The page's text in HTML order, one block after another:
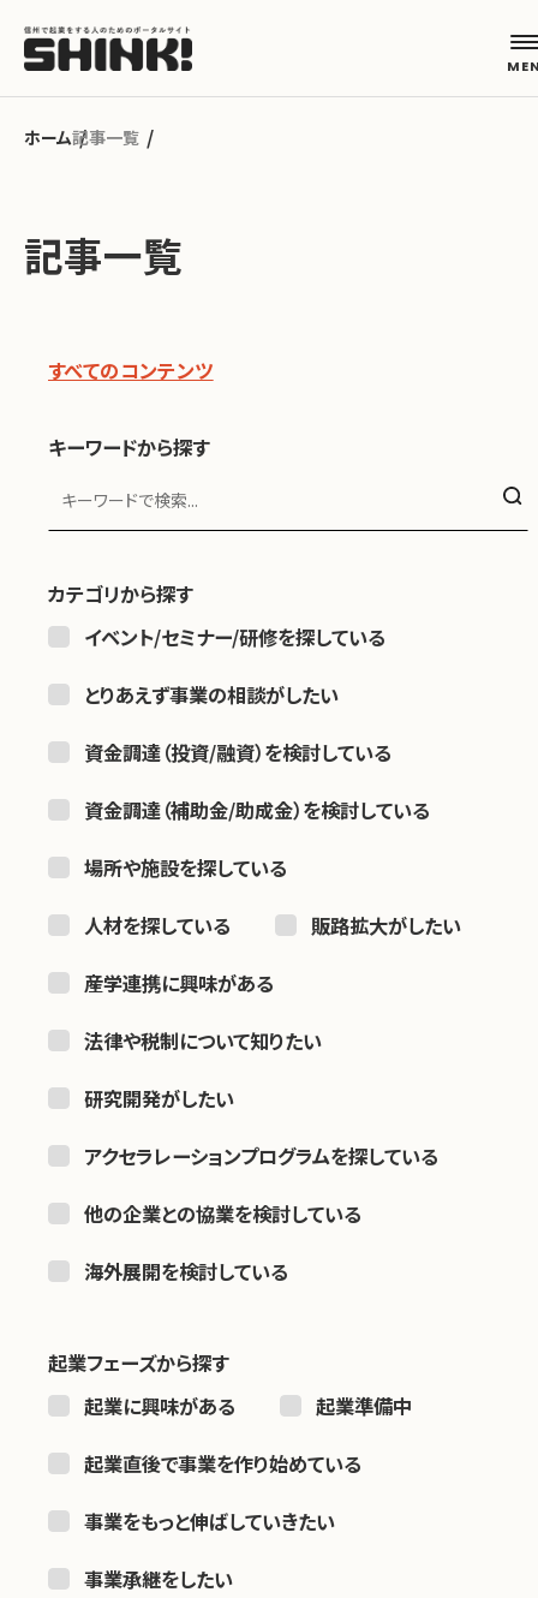
起業フェーズから探す
キーワードから探す
ABOUT
お問い合わせ
記事一覧
記事一覧
すべてのコンテンツ
キーワードから探す
カテゴリから探す
イベント/セミナー/研修を探している
とりあえず事業の相談がしたい
資金調達（投資/融資）を検討している
資金調達（補助金/助成金）を検討している
場所や施設を探している
人材を探している
販路拡大がしたい
産学連携に興味がある
法律や税制について知りたい
研究開発がしたい
アクセラレーションプログラムを探している
他の企業との協業を検討している
海外展開を検討している
起業フェーズから探す
起業に興味がある
起業準備中
起業直後で事業を作り始めている
事業をもっと伸ばしていきたい
事業承継をしたい